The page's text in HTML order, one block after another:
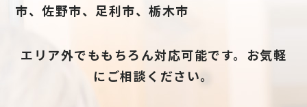
市、佐野市、足利市、栃木市
エリア外でももちろん対応可能です。お気軽
にご相談ください。